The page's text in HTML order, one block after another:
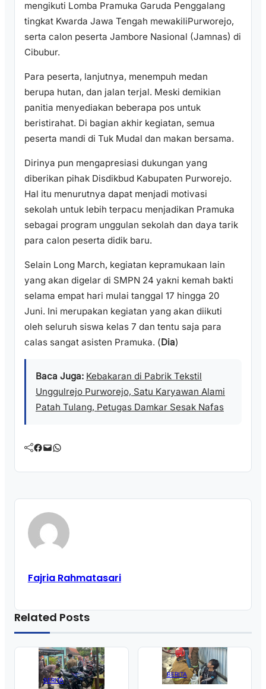
mengikuti Lomba Pramuka Garuda Penggalang
tingkat Kwarda Jawa Tengah mewakiliPurworejo,
serta calon peserta Jambore Nasional (Jamnas) di
Cibubur.
Para peserta, lanjutnya, menempuh medan
berupa hutan, dan jalan terjal. Meski demikian
panitia menyediakan beberapa pos untuk
beristirahat. Di bagian akhir kegiatan, semua
peserta mandi di Tuk Mudal dan makan bersama.
Dirinya pun mengapresiasi dukungan yang
diberikan pihak Disdikbud Kabupaten Purworejo.
Hal itu menurutnya dapat menjadi motivasi
sekolah untuk lebih terpacu menjadikan Pramuka
sebagai program unggulan sekolah dan daya tarik
para calon peserta didik baru.
Selain Long March, kegiatan kepramukaan lain
yang akan digelar di SMPN 24 yakni kemah bakti
selama empat hari mulai tanggal 17 hingga 20
Juni. Ini merupakan kegiatan yang akan diikuti
oleh seluruh siswa kelas 7 dan tentu saja para
calas sangat asisten Pramuka. (Dia)
Baca Juga: Kebakaran di Pabrik Tekstil
Unggulrejo Purworejo, Satu Karyawan Alami
Patah Tulang, Petugas Damkar Sesak Nafas
Facebook Mail WhatsApp
Fajria Rahmatasari
Related Posts
BERITA
BERITA